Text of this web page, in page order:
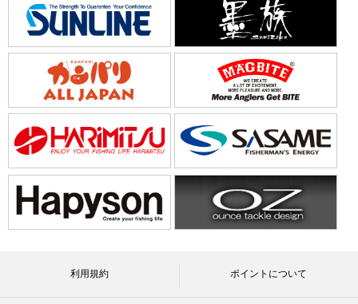
利用規約 ポイントについて